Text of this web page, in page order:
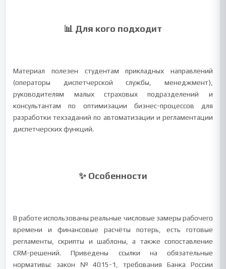
📊 Для кого подходит
Материал полезен студентам прикладных направлений
(операторы диспетчерской службы, менеджмент),
руководителям малых страховых подразделений и
консультантам по оптимизации бизнес-процессов для
разработки техзаданий по автоматизации и регламентации
диспетчерских функций.
✨ Особенности
В работе использованы реальные числовые замеры рабочего
времени и финансовые расчёты потерь, есть готовые
регламенты, скрипты и шаблоны, а также сопоставление
CRM-решений. Приведены ссылки на обязательные
нормативы: закон №4015-1, требования Банка России